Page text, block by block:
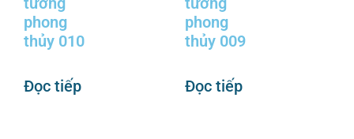
phong
thủy 010
Đọc tiếp
phong
thủy 009
Đọc tiếp